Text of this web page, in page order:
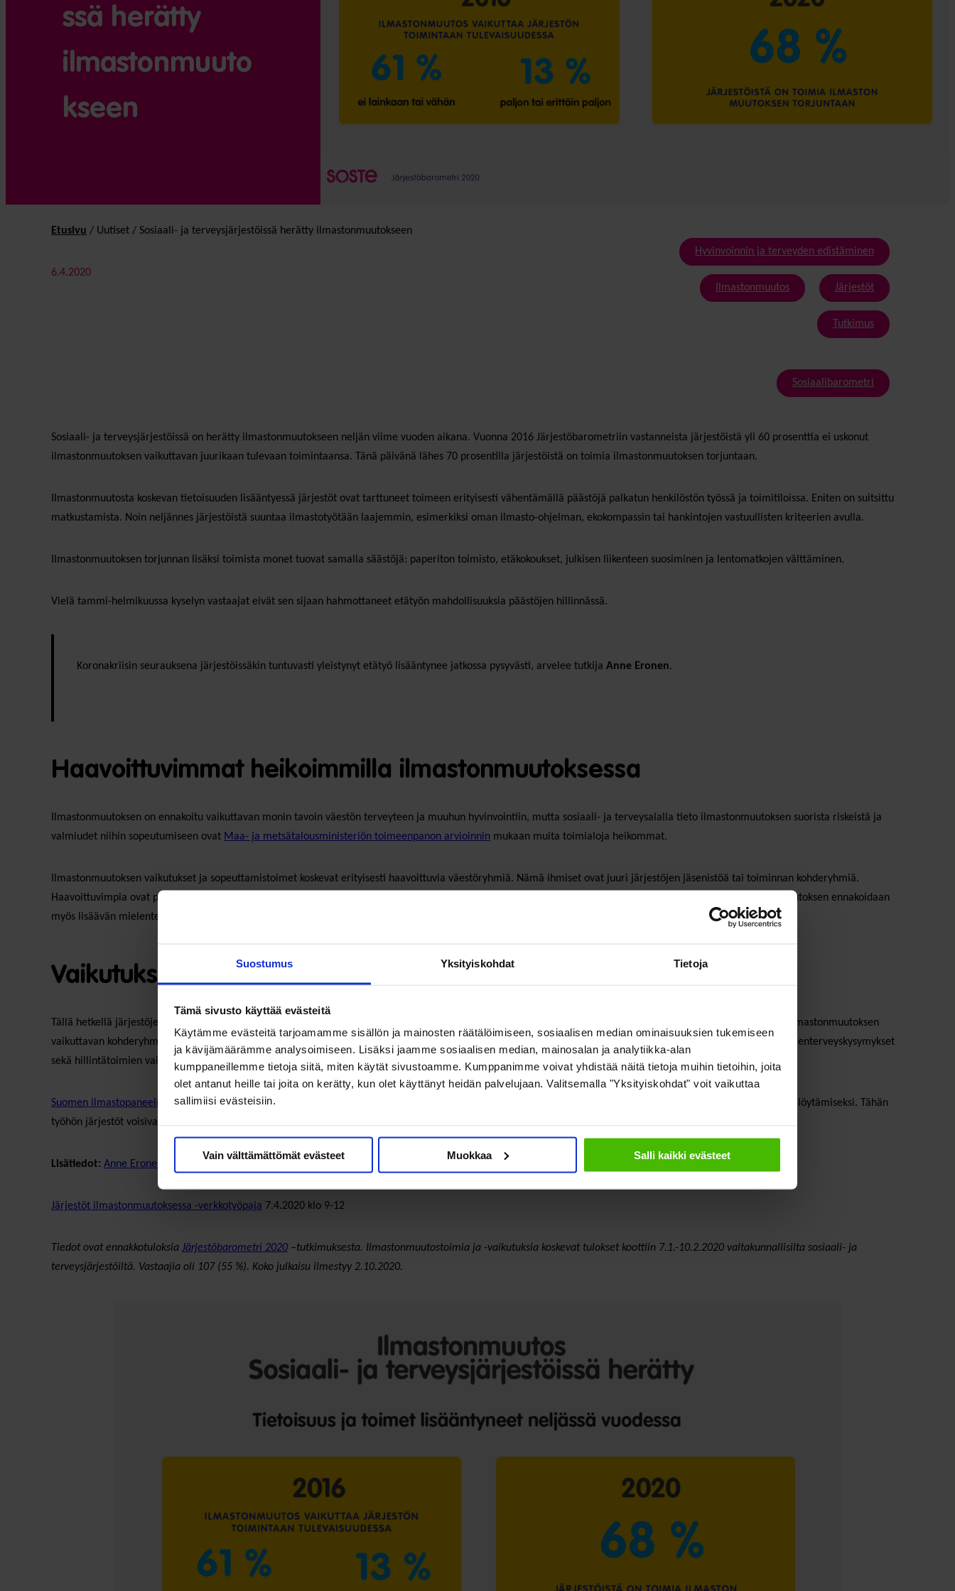
Suostumus Yksityiskohdat Tietoja
Tämä sivusto käyttää evästeitä
Käytämme evästeitä tarjoamamme sisällön ja mainosten räätälöimiseen, sosiaalisen median ominaisuuksien tukemiseen
ja kävijämäärämme analysoimiseen. Lisäksi jaamme sosiaalisen median, mainosalan ja analytiikka-alan
kumppaneillemme tietoja siitä, miten käytät sivustoamme. Kumppanimme voivat yhdistää näitä tietoja muihin tietoihin, joita
olet antanut heille tai joita on kerätty, kun olet käyttänyt heidän palvelujaan. Valitsemalla "Yksityiskohdat" voit vaikuttaa
sallimiisi evästeisiin.
Vain välttämättömät evästeet Muokkaa Salli kaikki evästeet
ssä herätty
ilmastonmuuto
kseen
Etusivu / Uutiset / Sosiaali- ja terveysjärjestöissä herätty ilmastonmuutokseen
6.4.2020
Hyvinvoinnin ja terveyden edistäminen
Ilmastonmuutos Järjestöt
Tutkimus
Sosiaalibarometri
Sosiaali- ja terveysjärjestöissä on herätty ilmastonmuutokseen neljän viime vuoden aikana. Vuonna 2016 Järjestöbarometriin vastanneista järjestöistä yli 60 prosenttia ei uskonut
ilmastonmuutoksen vaikuttavan juurikaan tulevaan toimintaansa. Tänä päivänä lähes 70 prosentilla järjestöistä on toimia ilmastonmuutoksen torjuntaan.
Ilmastonmuutosta koskevan tietoisuuden lisääntyessä järjestöt ovat tarttuneet toimeen erityisesti vähentämällä päästöjä palkatun henkilöstön työssä ja toimitiloissa. Eniten on suitsittu
matkustamista. Noin neljännes järjestöistä suuntaa ilmastotyötään laajemmin, esimerkiksi oman ilmasto-ohjelman, ekokompassin tai hankintojen vastuullisten kriteerien avulla.
Ilmastonmuutoksen torjunnan lisäksi toimista monet tuovat samalla säästöjä: paperiton toimisto, etäkokoukset, julkisen liikenteen suosiminen ja lentomatkojen välttäminen.
Vielä tammi-helmikuussa kyselyn vastaajat eivät sen sijaan hahmottaneet etätyön mahdollisuuksia päästöjen hillinnässä.
Koronakriisin seurauksena järjestöissäkin tuntuvasti yleistynyt etätyö lisääntynee jatkossa pysyvästi, arvelee tutkija Anne Eronen.
Haavoittuvimmat heikoimmilla ilmastonmuutoksessa
Ilmastonmuutoksen on ennakoitu vaikuttavan monin tavoin väestön terveyteen ja muuhun hyvinvointiin, mutta sosiaali- ja terveysalalla tieto ilmastonmuutoksen suorista riskeistä ja
valmiudet niihin sopeutumiseen ovat Maa- ja metsätalousministeriön toimeenpanon arvioinnin mukaan muita toimialoja heikommat.
Ilmastonmuutoksen vaikutukset ja sopeuttamistoimet koskevat erityisesti haavoittuvia väestöryhmiä. Nämä ihmiset ovat juuri järjestöjen jäsenistöä tai toiminnan kohderyhmiä.
Haavoittuvimpia ovat pitkäaikaissairaat, ikääntyneet ja lapset, koska nämä ryhmät ovat altteimpia lisääntyville allergioille ja uusille terveyshaitoille. Ilmastonmuutoksen ennakoidaan
myös lisäävän mielenterveyshaittoja.
Vaikutuksia jäseniin vaikea arvioida
Tällä hetkellä järjestöjen on vielä vaikea arvioida ilmastonmuutoksen suoria tai sopeuttamistoimien aiheuttamia vaikutuksia kohderyhmiinsä. Noin puolet arvioi ilmastonmuutoksen
vaikuttavan kohderyhmiinsä, mutta samalla iso osuus ei osannut vielä ottaa asiaan kantaa. Koko väestöä koskevien vaikutusten ohella järjestöjä askarruttavat mielenterveyskysymykset
sekä hillintätoimien vaikutukset liikkumiseen ja ihmisten toimeentuloon.
Suomen ilmastopaneelin raporttikorostaa hyväksynnän hakemista toimille ja paikallistason eri toimijoiden osallistamista kullekin alueelle soveltuvien ratkaisujen löytämiseksi. Tähän
työhön järjestöt voisivat luontevasti tuoda asiantuntemuksensa omista kohderyhmistään ja menetelmät kuulla ihmisiä.
Lisätiedot: Anne Eronen
Järjestöt ilmastonmuutoksessa -verkkotyöpaja 7.4.2020 klo 9-12
Tiedot ovat ennakkotuloksia Järjestöbarometri 2020 –tutkimuksesta. Ilmastonmuutostoimia ja -vaikutuksia koskevat tulokset koottiin 7.1.-10.2.2020 valtakunnallisilta sosiaali- ja
terveysjärjestöiltä. Vastaajia oli 107 (55 %). Koko julkaisu ilmestyy 2.10.2020.